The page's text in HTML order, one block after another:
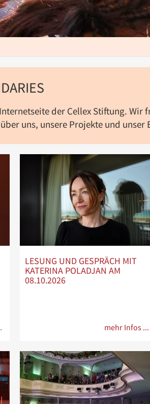
der Cellex Stiftung. Wir
uns, unsere Projekte und unser
LESUNG UND GESPRÄCH MIT
KATERINA POLADJAN AM
08.10.2026
mehr Infos ...